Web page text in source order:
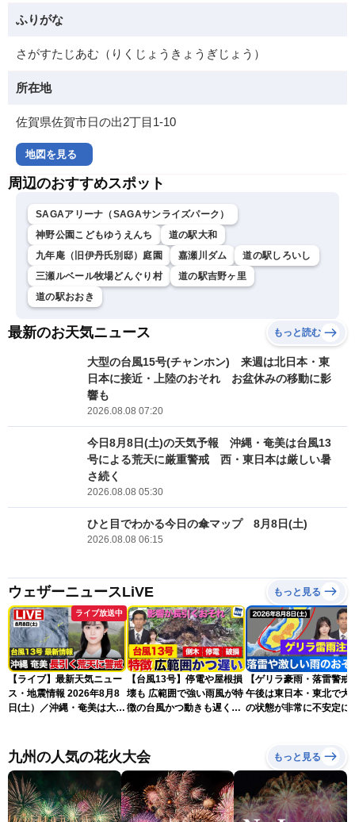
ふりがな
さがすたじあむ（りくじょうきょうぎじょう）
所在地
佐賀県佐賀市日の出2丁目1-10
地図を見る
周辺のおすすめスポット
SAGAアリーナ（SAGAサンライズパーク）
神野公園こどもゆうえんち
道の駅大和
九年庵（旧伊丹氏別邸）庭園
嘉瀬川ダム
道の駅しろいし
三瀬ルベール牧場どんぐり村
道の駅吉野ヶ里
道の駅おおき
最新のお天気ニュース もっと読む
大型の台風15号(チャンホン) 来週は北日本・東
日本に接近・上陸のおそれ お盆休みの移動に影
響も
2026.08.08 07:20
今日8月8日(土)の天気予報 沖縄・奄美は台風13
号による荒天に厳重警戒 西・東日本は厳しい暑
さ続く
2026.08.08 05:30
ひと目でわかる今日の傘マップ 8月8日(土)
2026.08.08 06:15
ウェザーニュースLiVE もっと見る
ライブ放送中
【ライブ】最新天気ニュー
ス・地震情報 2026年8月8
日(土）／沖縄・奄美は大荒
ュースLiVEコーヒータイ
ム・青原桃香／山口剛央〉
【台風13号】停電や屋根損
壊も 広範囲で強い雨風が特
徴の台風かつ動きも遅く影
【ゲリラ豪雨・落雷警戒
午後は東日本・東北で大
の状態が非常に不安定に
九州の人気の花火大会 もっと見る